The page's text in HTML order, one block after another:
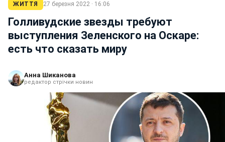
ЖИТТЯ 27 березня 2022 · 16:06
Голливудские звезды требуют
выступления Зеленского на Оскаре:
есть что сказать миру
Анна Шиканова
редактор стрічки новин